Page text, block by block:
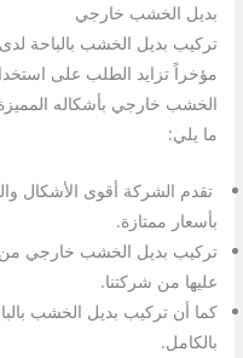
بديل الخشب خارجي
تركيب بديل الخشب بالباحة
مؤخراً تزايد الطلب على
الخشب خارجي بأشكاله
ما يلي:
تقدم الشركة أقوى الأشكال
بأسعار ممتازة.
تركيب بديل الخشب خارجي
عليها من شركتنا.
كما أن تركيب بديل الخشب
بالكامل.